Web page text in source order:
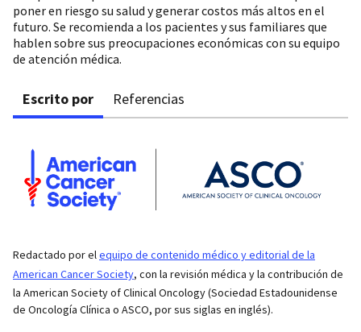
poner en riesgo su salud y generar costos más altos en el
futuro. Se recomienda a los pacientes y sus familiares que
hablen sobre sus preocupaciones económicas con su equipo
de atención médica.
Escrito por Referencias
Redactado por elequipo de contenido médico y editorial de la
American Cancer Society, con la revisión médica y la contribución de
la American Society of Clinical Oncology (Sociedad Estadounidense
de Oncología Clínica o ASCO, por sus siglas en inglés).